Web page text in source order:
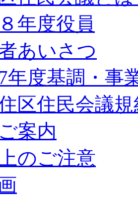
年度役員
あいさつ
年度基調・事
区住民会議規
案内
のご注意